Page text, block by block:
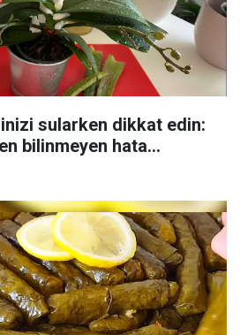
sularken dikkat edin:
bilinmeyen hata...